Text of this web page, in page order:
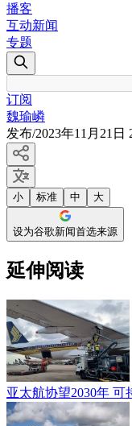
播客
互动新闻
专题
订阅
魏瑜嶙
发布/2023年11月21日
小 标准 中 大
设为谷歌新闻首选来源
延伸阅读
亚太航协望2030年